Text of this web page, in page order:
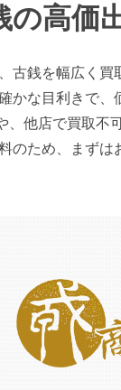
高価
古銭を幅広く買
かな目利きで、
店で買取不可
のため、まずは